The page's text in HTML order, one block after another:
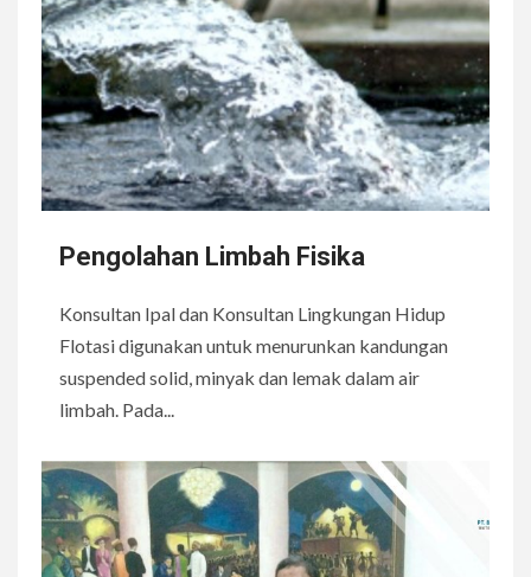
Pengolahan Limbah Fisika
Konsultan Ipal dan Konsultan Lingkungan Hidup
Flotasi digunakan untuk menurunkan kandungan
suspended solid, minyak dan lemak dalam air
limbah. Pada...